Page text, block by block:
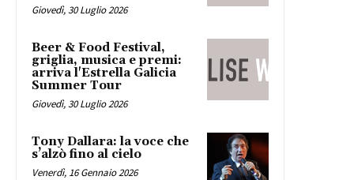
Giovedì, 30 Luglio 2026
Beer & Food Festival,
griglia, musica e premi:
arriva l'Estrella Galicia
Summer Tour
Giovedì, 30 Luglio 2026
Tony Dallara: la voce che
s’alzò fino al cielo
Venerdì, 16 Gennaio 2026